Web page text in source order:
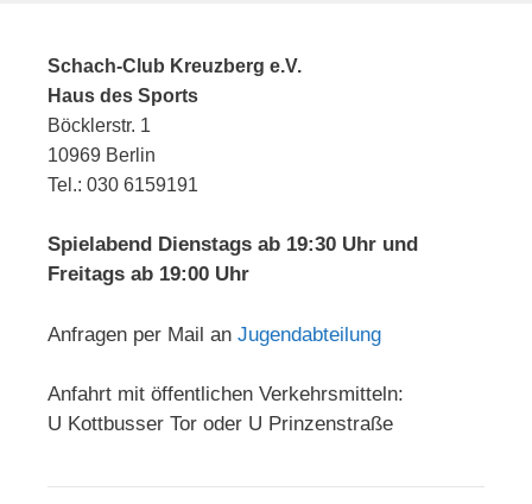
Schach-Club Kreuzberg e.V.
Haus des Sports
Böcklerstr. 1
10969 Berlin
Tel.: 030 6159191
Spielabend Dienstags ab 19:30 Uhr und
Freitags ab 19:00 Uhr
Anfragen per Mail an Jugendabteilung
Anfahrt mit öffentlichen Verkehrsmitteln:
U Kottbusser Tor oder U Prinzenstraße